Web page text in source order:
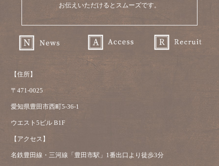
お伝えいただけるとスムーズです。
【住所】
〒471-0025
愛知県豊田市西町5-36-1
ウエスト5ビル B1F
【アクセス】
名鉄豊田線・三河線「豊田市駅」1番出口より徒歩3分